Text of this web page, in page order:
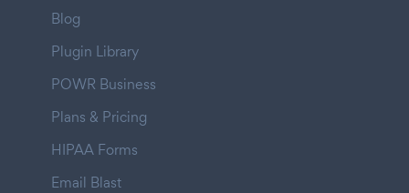
Blog
Plugin Library
POWR Business
Plans & Pricing
HIPAA Forms
Email Blast